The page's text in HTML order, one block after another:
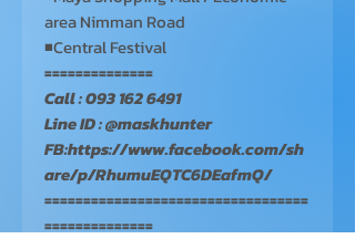
area Nimman Road
◾Central Festival
==============
Call : 093 162 6491
Line ID : @maskhunter
FB:https://www.facebook.com/sh
are/p/RhumuEQTC6DEafmQ/
==================================
==============